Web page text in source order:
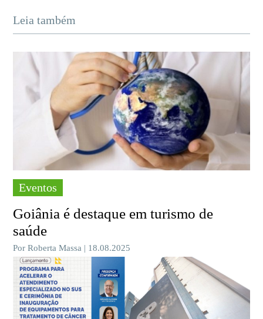
Leia também
Eventos
Goiânia é destaque em turismo de
saúde
Por Roberta Massa | 18.08.2025